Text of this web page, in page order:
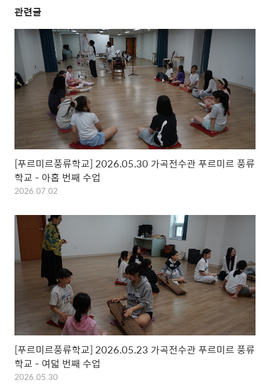
관련글
[푸르미르풍류학교] 2026.05.30 가곡전수관 푸르미르 풍류
학교 - 아홉 번째 수업
2026.07.02
[푸르미르풍류학교] 2026.05.23 가곡전수관 푸르미르 풍류
학교 - 여덟 번째 수업
2026.05.30